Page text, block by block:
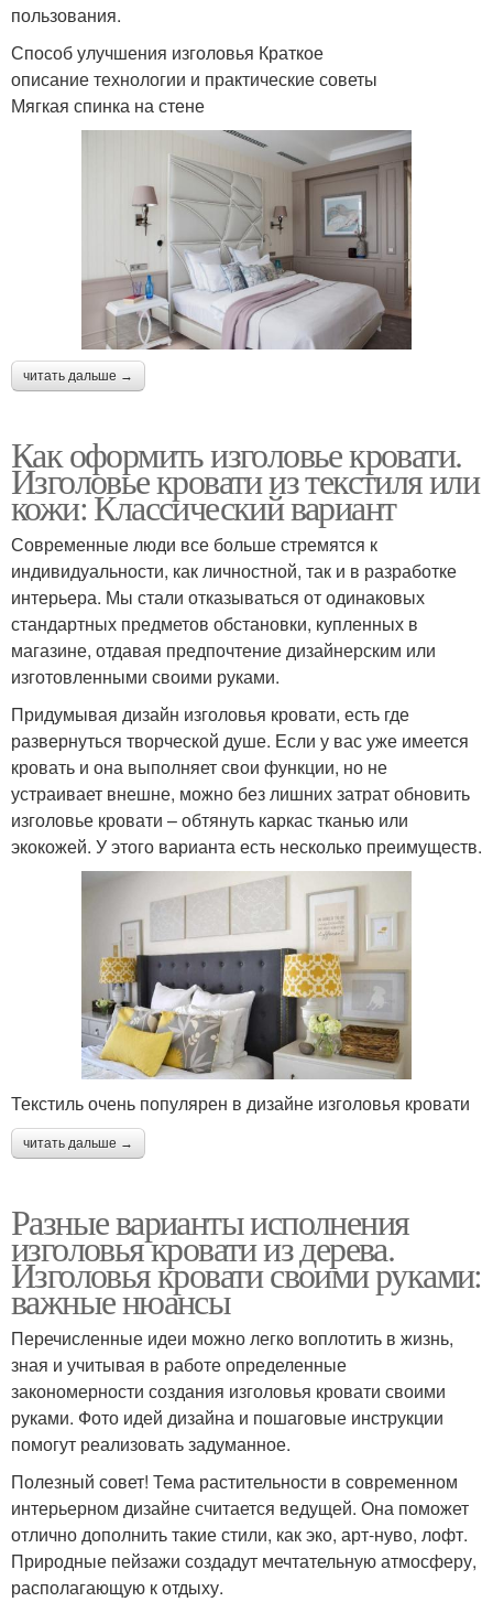
пользования.
Способ улучшения изголовья Краткое
описание технологии и практические советы
Мягкая спинка на стене
читать дальше →
Как оформить изголовье кровати.
Изголовье кровати из текстиля или
кожи: Классический вариант
Современные люди все больше стремятся к
индивидуальности, как личностной, так и в разработке
интерьера. Мы стали отказываться от одинаковых
стандартных предметов обстановки, купленных в
магазине, отдавая предпочтение дизайнерским или
изготовленными своими руками.
Придумывая дизайн изголовья кровати, есть где
развернуться творческой душе. Если у вас уже имеется
кровать и она выполняет свои функции, но не
устраивает внешне, можно без лишних затрат обновить
изголовье кровати – обтянуть каркас тканью или
экокожей. У этого варианта есть несколько преимуществ.
Текстиль очень популярен в дизайне изголовья кровати
читать дальше →
Разные варианты исполнения
изголовья кровати из дерева.
Изголовья кровати своими руками:
важные нюансы
Перечисленные идеи можно легко воплотить в жизнь,
зная и учитывая в работе определенные
закономерности создания изголовья кровати своими
руками. Фото идей дизайна и пошаговые инструкции
помогут реализовать задуманное.
Полезный совет! Тема растительности в современном
интерьерном дизайне считается ведущей. Она поможет
отлично дополнить такие стили, как эко, арт-нуво, лофт.
Природные пейзажи создадут мечтательную атмосферу,
располагающую к отдыху.